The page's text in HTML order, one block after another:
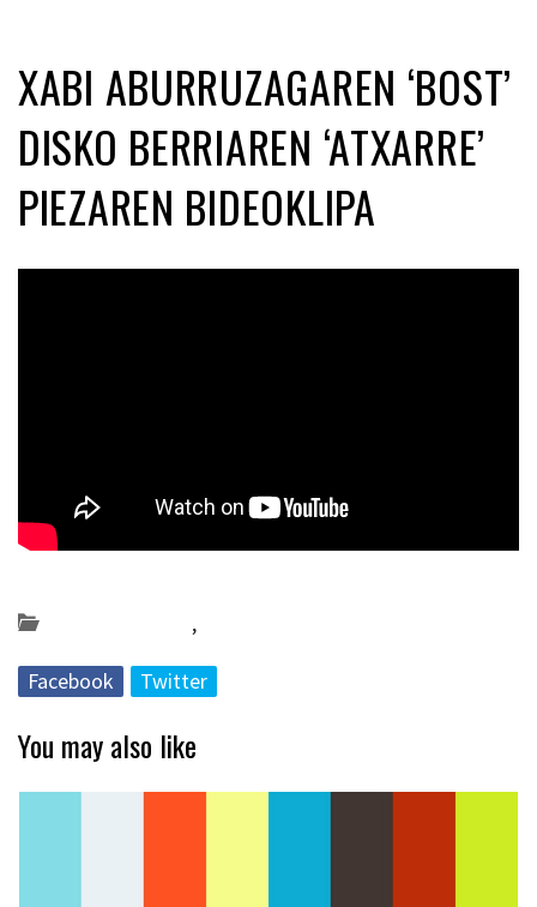
XABI ABURRUZAGAREN ‘BOST’
DISKO BERRIAREN ‘ATXARRE’
PIEZAREN BIDEOKLIPA
,
Facebook Twitter
You may also like